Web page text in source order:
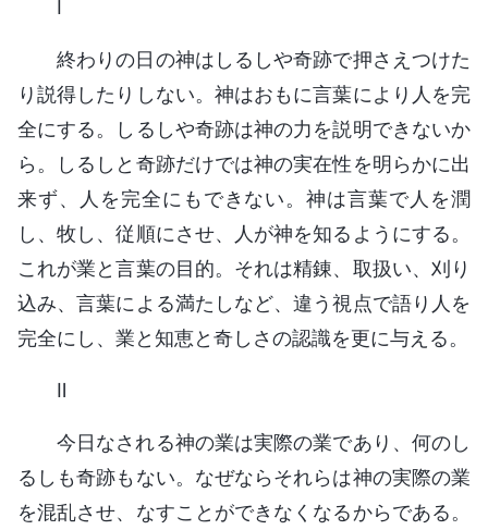
Ⅰ
終わりの日の神はしるしや奇跡で押さえつけた
り説得したりしない。神はおもに言葉により人を完
全にする。しるしや奇跡は神の力を説明できないか
ら。しるしと奇跡だけでは神の実在性を明らかに出
来ず、人を完全にもできない。神は言葉で人を潤
し、牧し、従順にさせ、人が神を知るようにする。
これが業と言葉の目的。それは精錬、取扱い、刈り
込み、言葉による満たしなど、違う視点で語り人を
完全にし、業と知恵と奇しさの認識を更に与える。
Ⅱ
今日なされる神の業は実際の業であり、何のし
るしも奇跡もない。なぜならそれらは神の実際の業
を混乱させ、なすことができなくなるからである。